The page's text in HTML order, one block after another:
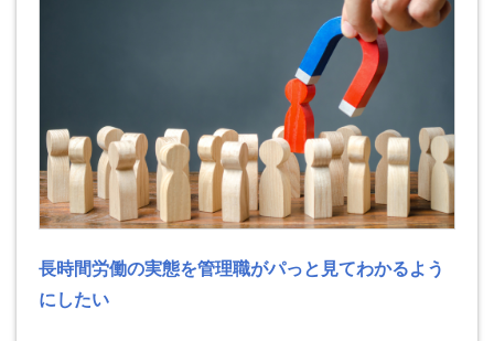
長時間労働の実態を管理職がパっと見てわかるよう
にしたい